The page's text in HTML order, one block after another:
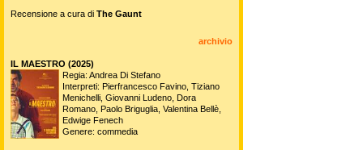
Recensione a cura di The Gaunt
archivio
IL MAESTRO (2025)
Regia: Andrea Di Stefano
Interpreti: Pierfrancesco Favino, Tiziano
Menichelli, Giovanni Ludeno, Dora
Romano, Paolo Briguglia, Valentina Bellè,
Edwige Fenech
Genere: commedia